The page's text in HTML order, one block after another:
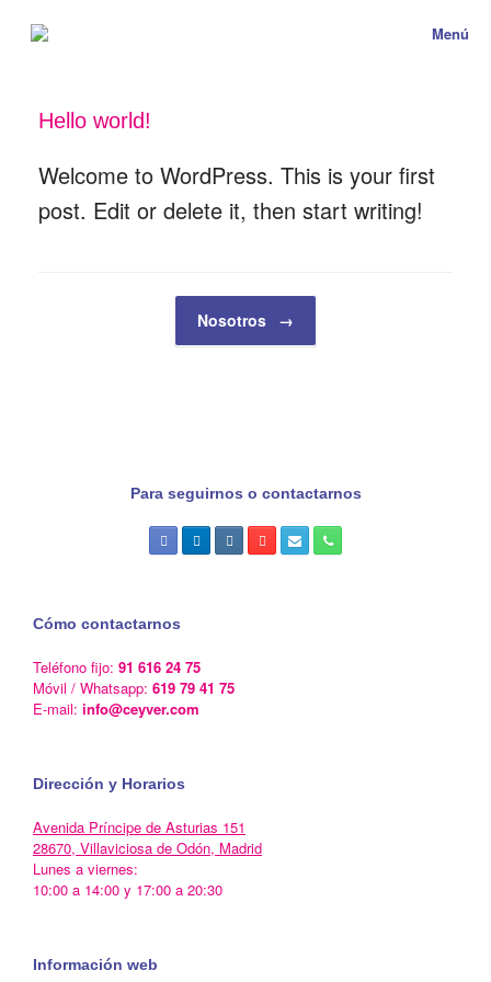
Menú
Hello world!
Welcome to WordPress. This is your first
post. Edit or delete it, then start writing!
Nosotros →
Para seguirnos o contactarnos
Cómo contactarnos
Teléfono fijo: 91 616 24 75
Móvil / Whatsapp: 619 79 41 75
E-mail: info@ceyver.com
Dirección y Horarios
Avenida Príncipe de Asturias 151
28670, Villaviciosa de Odón, Madrid
Lunes a viernes:
10:00 a 14:00 y 17:00 a 20:30
Información web